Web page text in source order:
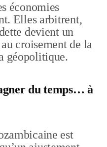
économies
Elles arbitrent,
devient un
croisement de la
géopolitique.
du temps… à
est